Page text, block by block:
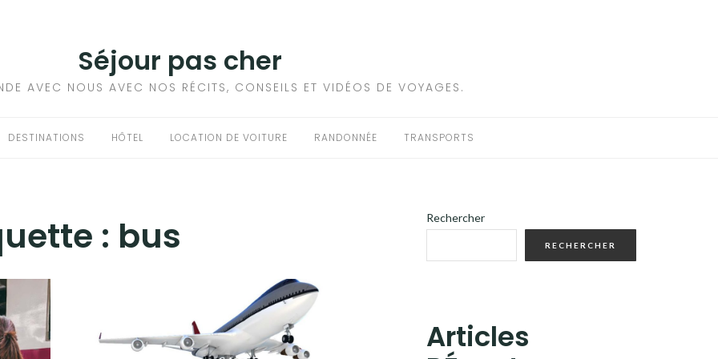
Séjour pas cher
AVEC NOUS AVEC NOS RÉCITS, CONSEILS ET VIDÉOS DE VOYAGES.
DESTINATIONS HÔTEL LOCATION DE VOITURE RANDONNÉE TRANSPORTS
: bus Rechercher
RECHERCHER
Articles